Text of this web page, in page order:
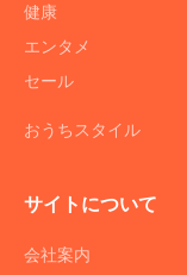
健康
エンタメ
セール
おうちスタイル
サイトについて
会社案内